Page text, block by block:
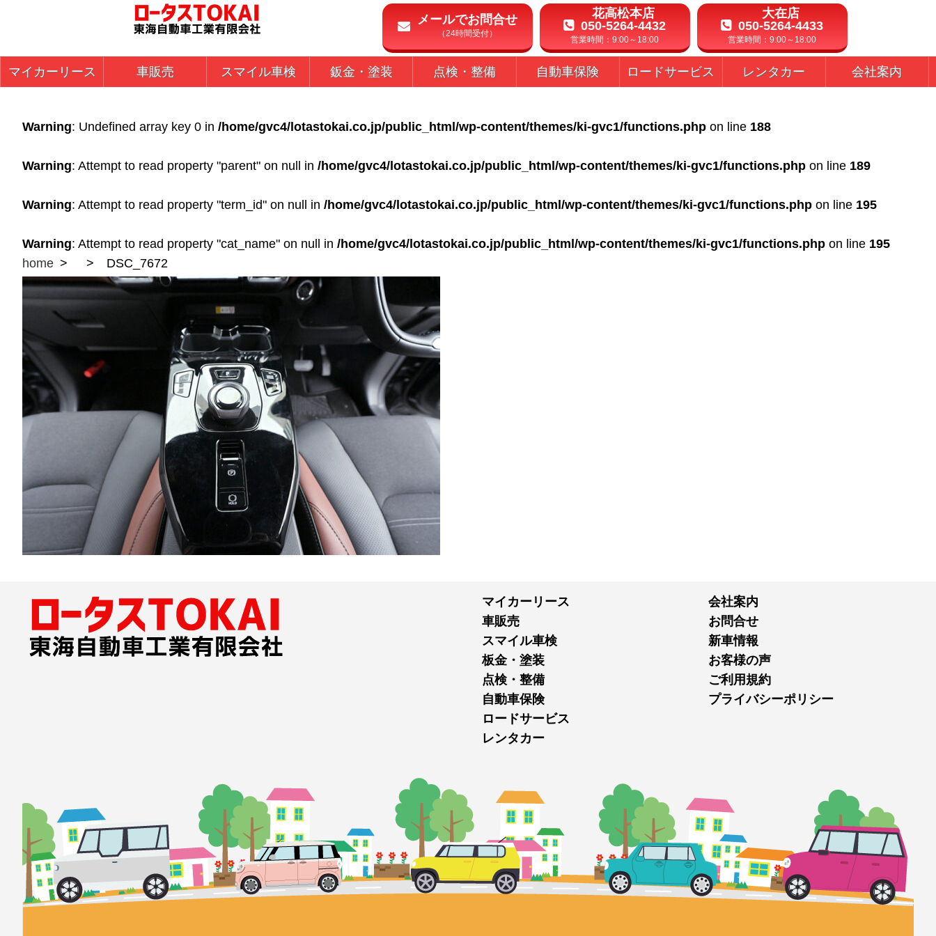
メールでお問合せ
（24時間受付）
花高松本店
050-5264-4432
営業時間：9:00～18:00
大在店
050-5264-4433
営業時間：9:00～18:00
マイカーリース 車販売 スマイル車検 鈑金・塗装 点検・整備 自動車保険 ロードサービス レンタカー 会社案内
Warning: Undefined array key 0 in /home/gvc4/lotastokai.co.jp/public_html/wp-content/themes/ki-gvc1/functions.php on line 188
Warning: Attempt to read property "parent" on null in /home/gvc4/lotastokai.co.jp/public_html/wp-content/themes/ki-gvc1/functions.php on line 189
Warning: Attempt to read property "term_id" on null in /home/gvc4/lotastokai.co.jp/public_html/wp-content/themes/ki-gvc1/functions.php on line 195
Warning: Attempt to read property "cat_name" on null in /home/gvc4/lotastokai.co.jp/public_html/wp-content/themes/ki-gvc1/functions.php on line 195
home
DSC_7672
マイカーリース
車販売
スマイル車検
板金・塗装
点検・整備
自動車保険
ロードサービス
レンタカー
会社案内
お問合せ
新車情報
お客様の声
ご利用規約
プライバシーポリシー